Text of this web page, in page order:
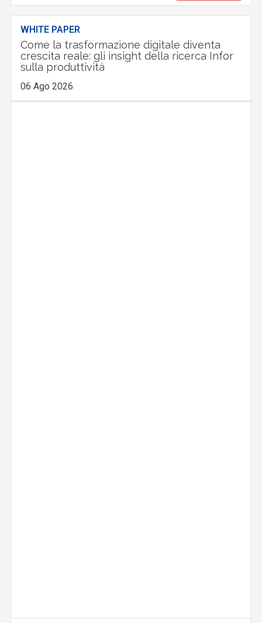
WHITE PAPER
Come la trasformazione digitale diventa
crescita reale: gli insight della ricerca Infor
sulla produttività
06 Ago 2026